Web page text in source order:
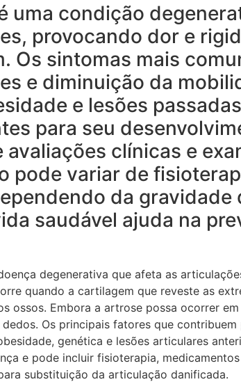
uma condição
provocando dor e
Os sintomas mais
e diminuição da
e lesões
para seu
avaliações clínicas e
pode variar de
da gravidade
saudável ajuda na
degenerativa que afeta as
quando a cartilagem que reveste as
ossos. Embora a artrose possa ocorrer
Os principais fatores que
genética e lesões articulares
e pode incluir fisioterapia,
substituição da articulação danificada.